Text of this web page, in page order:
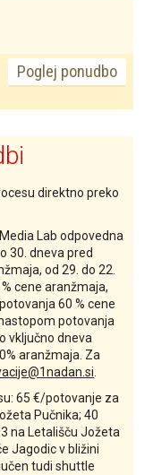
Poglej ponudbo
direktno preko
Lab odpovedna
30. dneva pred
od 29. do 22.
cene aranžmaja,
60 % cene
potovanja
vključno dneva
aranžmaja. Za
.
65 €/potovanje za
Pučnika; 40
na Letališču Jožeta
Jagodic v bližini
tudi shuttle